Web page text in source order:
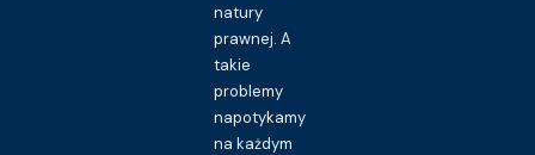
natury
prawnej. A
takie
problemy
napotykamy
na każdym